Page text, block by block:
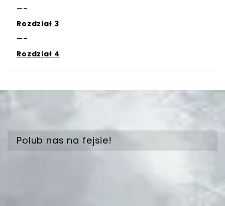
—–
Rozdział 3
—–
Rozdział 4
Polub nas na fejsie!